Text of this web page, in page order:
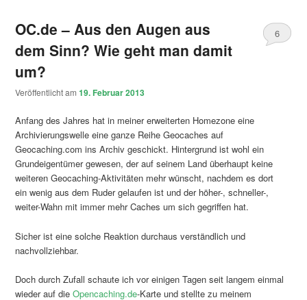
OC.de – Aus den Augen aus
dem Sinn? Wie geht man damit
um?
Veröffentlicht am19. Februar 2013
6
Anfang des Jahres hat in meiner erweiterten Homezone eine
Archivierungswelle eine ganze Reihe Geocaches auf
Geocaching.com ins Archiv geschickt. Hintergrund ist wohl ein
Grundeigentümer gewesen, der auf seinem Land überhaupt keine
weiteren Geocaching-Aktivitäten mehr wünscht, nachdem es dort
ein wenig aus dem Ruder gelaufen ist und der höher-, schneller-,
weiter-Wahn mit immer mehr Caches um sich gegriffen hat.
Sicher ist eine solche Reaktion durchaus verständlich und
nachvollziehbar.
Doch durch Zufall schaute ich vor einigen Tagen seit langem einmal
wieder auf dieOpencaching.de-Karte und stellte zu meinem